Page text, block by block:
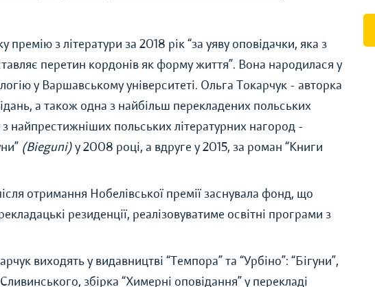
з літератури за 2018 рік “за уяву оповідачки, яка з
перетин кордонів як форму життя”. Вона народилася у
у Варшавському університеті. Ольга Токарчук - авторка
а також одна з найбільш перекладених польських
з найпрестижніших польських літературних нагород -
(Bieguni)у 2008 році, а вдруге у 2015, за роман “Книги
отримання Нобелівської премії заснувала фонд, що
резиденції, реалізовуватиме освітні програми з
виходять у видавництві “Темпора” та “Урбіно”: “Бігуни”,
збірка “Химерні оповідання” у перекладі